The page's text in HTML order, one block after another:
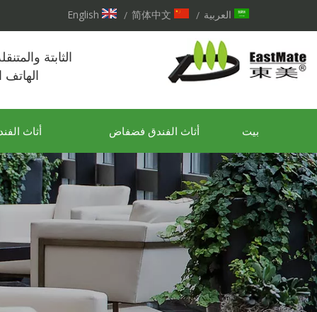
العربية /
简体中文
/
English
الثابتة
بيت أثاث الفندق فضفاض أثاث